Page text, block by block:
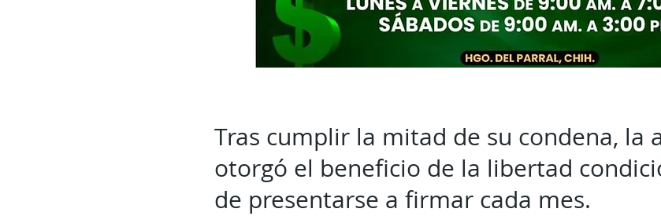
Tras cumplir la mitad de su condena, la
otorgó el beneficio de la libertad
de presentarse a firmar cada mes.